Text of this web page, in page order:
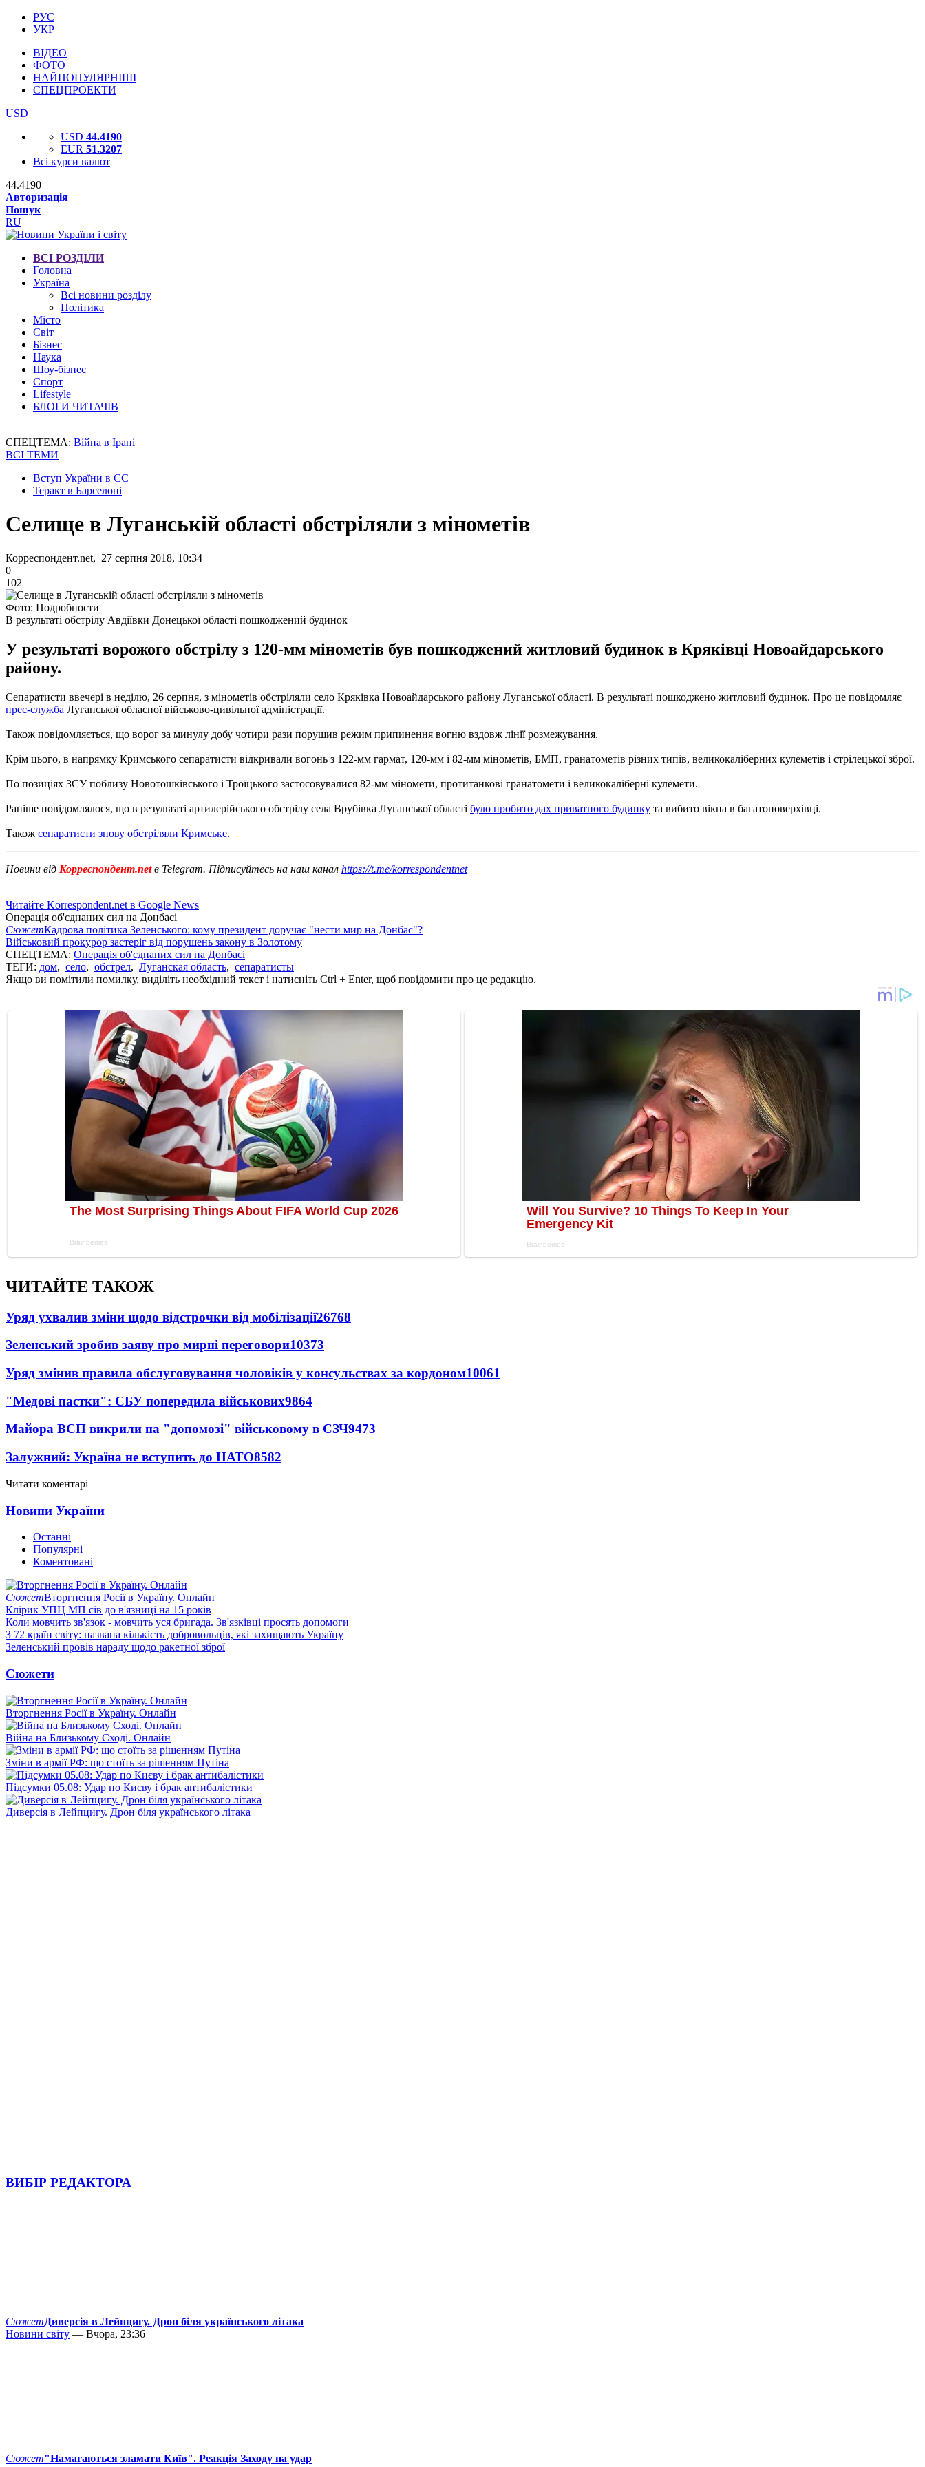
РУС
УКР
ВІДЕО
ФОТО
НАЙПОПУЛЯРНІШІ
СПЕЦПРОЕКТИ
USD
USD 44.4190
EUR 51.3207
Всі курси валют
44.4190
Авторизація
Пошук
RU
ВСІ РОЗДІЛИ
Головна
Україна
Всі новини розділу
Політика
Місто
Світ
Бізнес
Наука
Шоу-бізнес
Спорт
Lifestyle
БЛОГИ ЧИТАЧІВ
СПЕЦТЕМА: Війна в Ірані
ВСІ ТЕМИ
Вступ України в ЄС
Теракт в Барселоні
Селище в Луганській області обстріляли з мінометів
Корреспондент.net, 27 серпня 2018, 10:34
0
102
Фото: Подробности
В результаті обстрілу Авдіївки Донецької області пошкоджений будинок
У результаті ворожого обстрілу з 120-мм мінометів був пошкоджений житловий будинок в Кряківці Новоайдарського
району.
Сепаратисти ввечері в неділю, 26 серпня, з мінометів обстріляли село Кряківка Новоайдарського району Луганської області. В результаті пошкоджено житловий будинок. Про це повідомляє
прес-служба Луганської обласної військово-цивільної адміністрації.
Також повідомляється, що ворог за минулу добу чотири рази порушив режим припинення вогню вздовж лінії розмежування.
Крім цього, в напрямку Кримського сепаратисти відкривали вогонь з 122-мм гармат, 120-мм і 82-мм мінометів, БМП, гранатометів різних типів, великокаліберних кулеметів і стрілецької зброї.
По позиціях ЗСУ поблизу Новотошківського і Троїцького застосовувалися 82-мм міномети, протитанкові гранатомети і великокаліберні кулемети.
Раніше повідомлялося, що в результаті артилерійського обстрілу села Врубівка Луганської області було пробито дах приватного будинку та вибито вікна в багатоповерхівці.
Також сепаратисти знову обстріляли Кримське.
Новини від Корреспондент.netв Telegram. Підписуйтесь на наш канал https://t.me/korrespondentnet
Читайте Korrespondent.net в Google News
Операція об'єднаних сил на Донбасі
СюжетКадрова політика Зеленського: кому президент доручає "нести мир на Донбас"?
Військовий прокурор застеріг від порушень закону в Золотому
СПЕЦТЕМА: Операція об'єднаних сил на Донбасі
ТЕГИ: дом, село, обстрел, Луганская область, сепаратисты
Якщо ви помітили помилку, виділіть необхідний текст і натисніть Ctrl + Enter, щоб повідомити про це редакцію.
ЧИТАЙТЕ ТАКОЖ
Уряд ухвалив зміни щодо відстрочки від мобілізації26768
Зеленський зробив заяву про мирні переговори10373
Уряд змінив правила обслуговування чоловіків у консульствах за кордоном10061
"Медові пастки": СБУ попередила військових9864
Майора ВСП викрили на "допомозі" військовому в СЗЧ9473
Залужний: Україна не вступить до НАТО8582
Читати коментарі
Новини України
Останні
Популярні
Коментовані
СюжетВторгнення Росії в Україну. Онлайн
Клірик УПЦ МП сів до в'язниці на 15 років
Коли мовчить зв'язок - мовчить уся бригада. Зв'язківці просять допомоги
З 72 країн світу: названа кількість добровольців, які захищають Україну
Зеленський провів нараду щодо ракетної зброї
Сюжети
Вторгнення Росії в Україну. Онлайн
Війна на Близькому Сході. Онлайн
Зміни в армії РФ: що стоїть за рішенням Путіна
Підсумки 05.08: Удар по Києву і брак антибалістики
Диверсія в Лейпцигу. Дрон біля українського літака
ВИБІР РЕДАКТОРА
СюжетДиверсія в Лейпцигу. Дрон біля українського літака
Новини світу — Вчора, 23:36
Сюжет"Намагаються зламати Київ". Реакція Заходу на удар